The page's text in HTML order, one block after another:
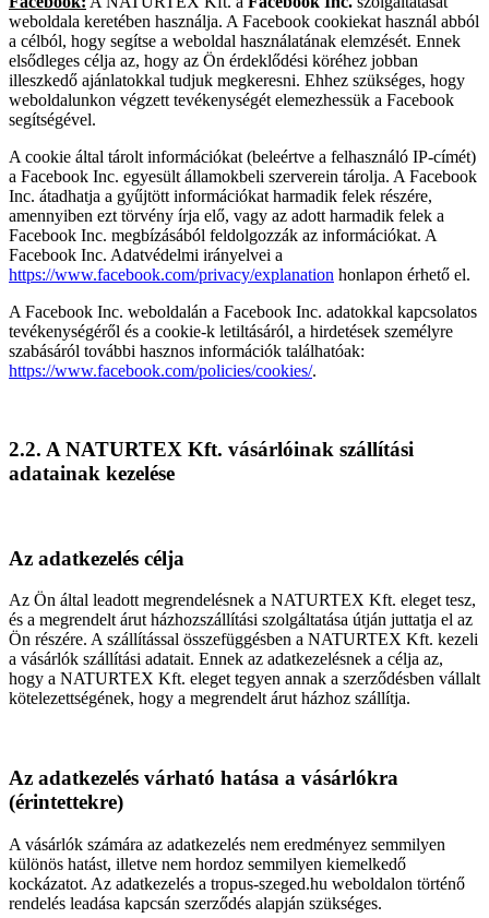
weboldala keretében használja. A Facebook cookiekat használ abból
a célból, hogy segítse a weboldal használatának elemzését. Ennek
elsődleges célja az, hogy az Ön érdeklődési köréhez jobban
illeszkedő ajánlatokkal tudjuk megkeresni. Ehhez szükséges, hogy
weboldalunkon végzett tevékenységét elemezhessük a Facebook
segítségével.
A cookie által tárolt információkat (beleértve a felhasználó IP-címét)
a Facebook Inc. egyesült államokbeli szerverein tárolja. A Facebook
Inc. átadhatja a gyűjtött információkat harmadik felek részére,
amennyiben ezt törvény írja elő, vagy az adott harmadik felek a
Facebook Inc. megbízásából feldolgozzák az információkat. A
Facebook Inc. Adatvédelmi irányelvei a
https://www.facebook.com/privacy/explanation honlapon érhető el.
A Facebook Inc. weboldalán a Facebook Inc. adatokkal kapcsolatos
tevékenységéről és a cookie-k letiltásáról, a hirdetések személyre
szabásáról további hasznos információk találhatóak:
https://www.facebook.com/policies/cookies/.
2.2. A NATURTEX Kft. vásárlóinak szállítási
adatainak kezelése
Az adatkezelés célja
Az Ön által leadott megrendelésnek a NATURTEX Kft. eleget tesz,
és a megrendelt árut házhozszállítási szolgáltatása útján juttatja el az
Ön részére. A szállítással összefüggésben a NATURTEX Kft. kezeli
a vásárlók szállítási adatait. Ennek az adatkezelésnek a célja az,
hogy a NATURTEX Kft. eleget tegyen annak a szerződésben vállalt
kötelezettségének, hogy a megrendelt árut házhoz szállítja.
Az adatkezelés várható hatása a vásárlókra
(érintettekre)
A vásárlók számára az adatkezelés nem eredményez semmilyen
különös hatást, illetve nem hordoz semmilyen kiemelkedő
kockázatot. Az adatkezelés a tropus-szeged.hu weboldalon történő
rendelés leadása kapcsán szerződés alapján szükséges.